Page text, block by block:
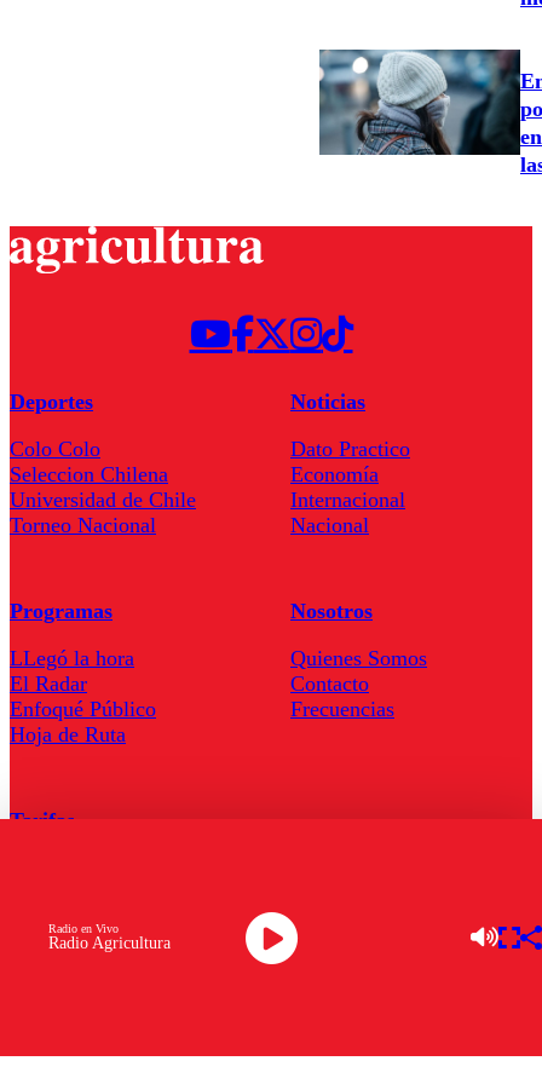
Radio Agricultura
Radio en Vivo
Deportes
Colo Colo
Seleccion Chilena
Universidad de Chile
Torneo Nacional
Noticias
Dato Practico
Economía
Internacional
Nacional
Programas
LLegó la hora
El Radar
Enfoqué Público
Hoja de Ruta
Nosotros
Quienes Somos
Contacto
Frecuencias
Tarifas
Descarga la APP